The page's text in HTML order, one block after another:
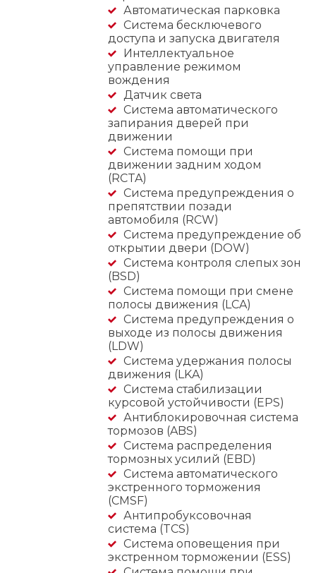
Автоматическая парковка
Система бесключевого
доступа и запуска двигателя
Интеллектуальное
управление режимом
вождения
Датчик света
Система автоматического
запирания дверей при
движении
Система помощи при
движении задним ходом
(RCTA)
Система предупреждения о
препятствии позади
автомобиля (RCW)
Система предупреждение об
открытии двери (DOW)
Система контроля слепых зон
(BSD)
Система помощи при смене
полосы движения (LCA)
Система предупреждения о
выходе из полосы движения
(LDW)
Система удержания полосы
движения (LKA)
Система стабилизации
курсовой устойчивости (EPS)
Антиблокировочная система
тормозов (ABS)
Система распределения
тормозных усилий (EBD)
Система автоматического
экстренного торможения
(CMSF)
Антипробуксовочная
система (TCS)
Система оповещения при
экстренном торможении (ESS)